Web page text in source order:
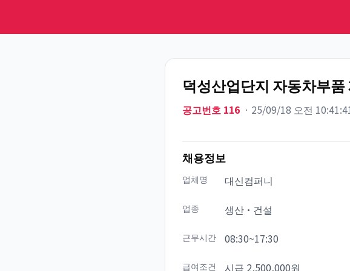
덕성산업단지 자동차부
공고번호 116 ㆍ 25/09/18 오전
채용정보
업체명 대신컴퍼니
업종 생산·건설
근무시간 08:30~17:30
급여조건 시급 2,500,000원